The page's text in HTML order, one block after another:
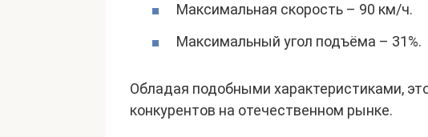
Максимальная скорость – 90 км/ч.
Максимальный угол подъёма – 31%.
Обладая подобными характеристиками,
конкурентов на отечественном рынке.